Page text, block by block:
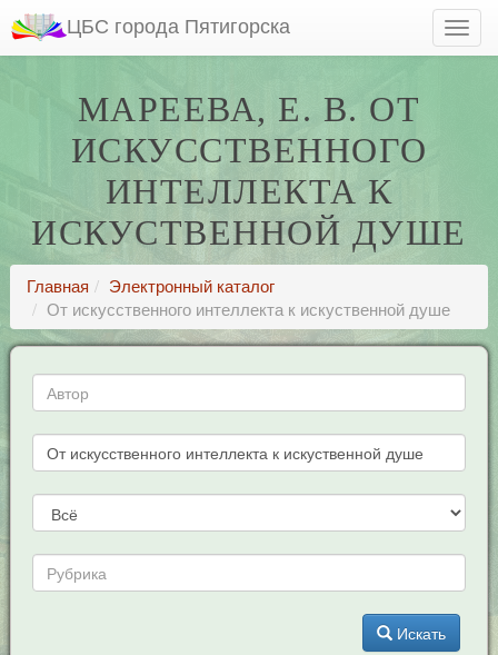
ЦБС города Пятигорска
МАРЕЕВА, Е. В. ОТ
ИСКУССТВЕННОГО
ИНТЕЛЛЕКТА К
ИСКУСТВЕННОЙ ДУШЕ
Главная
Электронный каталог
От искусственного интеллекта к искуственной душе
Искать